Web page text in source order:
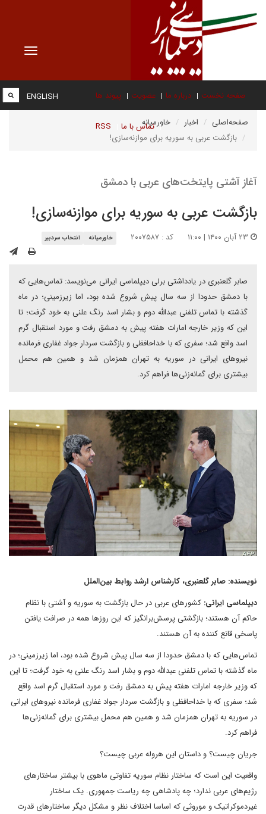
Toggle
صفحه نخست درباره ما عضویت پیوند ها
تماس با ما RSS
ENGLISH
صفحه‌اصلی اخبار
خاورمیانه
بازگشت عربی به سوریه برای موازنه‌سازی!
آغاز آشتی پایتخت‌های عربی با دمشق
بازگشت عربی به سوریه برای موازنه‌سازی!
کد : ۲۰۰۷۵۸۷ خاورمیانه انتخاب سردبیر
صابر گلعنبری در یادداشتی برلی دیپلماسی ایرانی می‌نویسد: تماس‌هایی که
با دمشق حدودا از سه سال پیش شروع شده بود، اما زیرزمینی؛ در ماه
گذشته با تماس تلفنی عبدالله دوم و بشار اسد رنگ علنی به خود گرفت؛ تا
این که وزیر خارجه امارات هفته پیش به دمشق رفت و مورد استقبال گرم
اسد واقع شد؛ سفری که با خداحافظی و بازگشت سردار جواد غفاری فرمانده
نیروهای ایرانی در سوریه به تهران همزمان شد و همین هم محمل
بیشتری برای گمانه‌زنی‌ها فراهم کرد.
نویسنده: صابر گلعنبری، کارشناس ارشد روابط بین‌الملل
دیپلماسی ایرانی: کشورهای عربی در حال بازگشت به سوریه و آشتی با نظام
حاکم آن هستند؛ بازگشتی پرسش‌برانگیز که این روزها همه در صرافت یافتن
پاسخی قانع کننده به آن هستند.
تماس‌هایی که با دمشق حدودا از سه سال پیش شروع شده بود، اما زیرزمینی؛ در
ماه گذشته با تماس تلفنی عبدالله دوم و بشار اسد رنگ علنی به خود گرفت؛ تا این
که وزیر خارجه امارات هفته پیش به دمشق رفت و مورد استقبال گرم اسد واقع
شد؛ سفری که با خداحافظی و بازگشت سردار جواد غفاری فرمانده نیروهای ایرانی
در سوریه به تهران همزمان شد و همین هم محمل بیشتری برای گمانه‌زنی‌ها
فراهم کرد.
جریان چیست؟ و داستان این هروله عربی چیست؟
واقعیت این است که ساختار نظام سوریه تفاوتی ماهوی با بیشتر ساختارهای
رژیم‌های عربی ندارد؛ چه پادشاهی چه ریاست جمهوری. یک ساختار
غیردموکراتیک و موروثی که اساسا اختلاف نظر و مشکل دیگر ساختارهای قدرت